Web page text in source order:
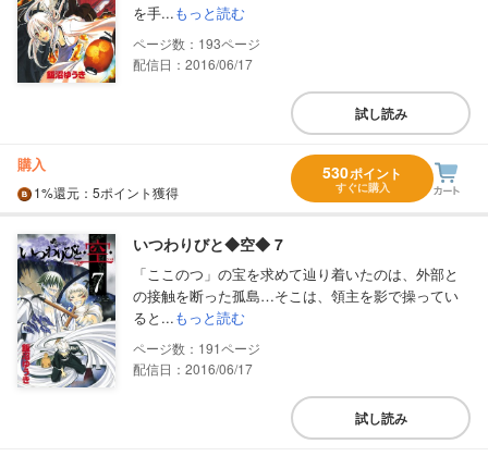
を手...もっと読む
193
配信日：2016/06/17
試し読み
購入
1%還元 ：5ポイント獲得
530ポイント
すぐに購入
いつわりびと◆空◆ 7
「ここのつ」の宝を求めて辿り着いたのは、外部と
の接触を断った孤島…そこは、領主を影で操ってい
ると...もっと読む
191
配信日：2016/06/17
試し読み